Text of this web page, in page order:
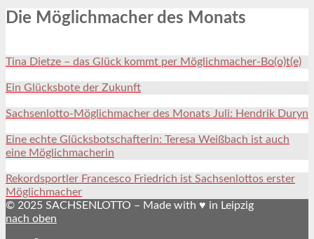
Die Möglichmacher des Monats
Tina Dietze – das Glück kommt per Möglichmacher-Bo(o)t(e)
Ein Glücksbote der Zukunft
Sachsenlotto-Möglichmacher des Monats Juli: Hendrik Duryn
Eine echte Glücksbotschafterin: Teresa Weißbach ist auch
eine Möglichmacherin
Rekordsportler Francesco Friedrich ist Sachsenlottos erster
Möglichmacher
© 2025 SACHSENLOTTO – Made with ♥ in Leipzig
nach oben